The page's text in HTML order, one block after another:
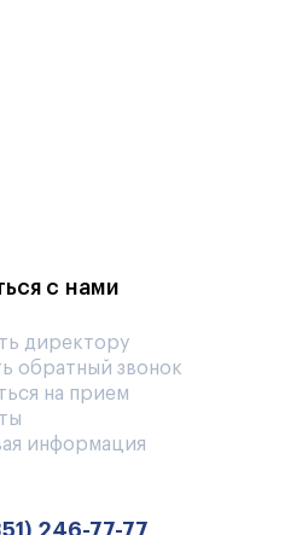
с нами
директору
обратный звонок
на прием
информация
246-77-77